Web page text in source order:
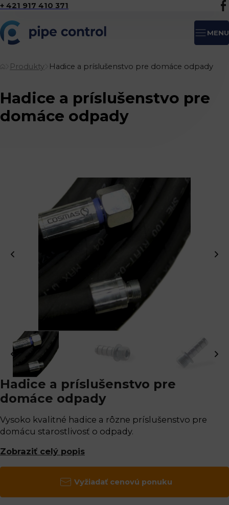
+ 421 917 410 371
MENU
Produkty Hadice a príslušenstvo pre domáce odpady
Hadice a príslušenstvo pre
domáce odpady
Hadice a príslušenstvo pre
domáce odpady
Vysoko kvalitné hadice a rôzne príslušenstvo pre
domácu starostlivosť o odpady.
Zobraziť celý popis
Vyžiadať cenovú ponuku